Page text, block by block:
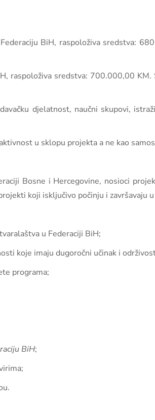
BiH, raspoloživa sredstva:
raspoloživa sredstva: 700.000,00
djelatnost, naučni skupovi,
u sklopu projekta a ne kao
Bosne i Hercegovine, nosioci
koji isključivo počinju i završavaju
u Federaciji BiH;
koje imaju dugoročni učinak i
programa;
BiH;